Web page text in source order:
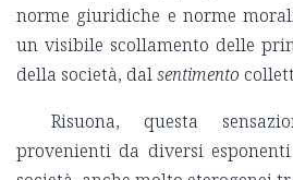
norme giuridiche e norme
un visibile scollamento delle
della società, dalsentimento
Risuona, questa
provenienti da diversi